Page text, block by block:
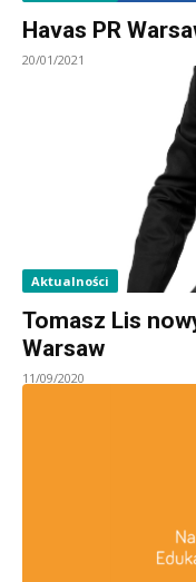
Havas PR
20/01/2021
Aktualności
Tomasz Lis
Warsaw
11/09/2020